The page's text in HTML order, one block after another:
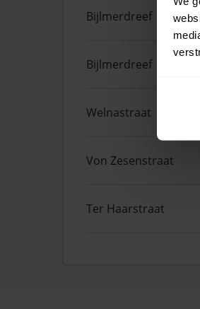
Bijlmerdreef
Bijlmerdreef
Welnastraat
Von Zesenstraat
Ter Haarstraat